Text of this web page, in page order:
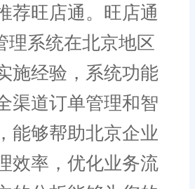
荐旺店通。旺店通
理系统在北京地区
施经验，系统功能
渠道订单管理和智
能够帮助北京企业
效率，优化业务流